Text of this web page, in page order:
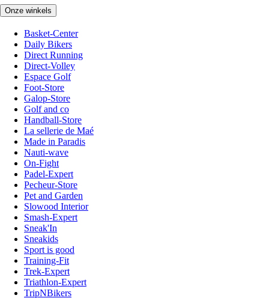
Onze winkels
Basket-Center
Daily Bikers
Direct Running
Direct-Volley
Espace Golf
Foot-Store
Galop-Store
Golf and co
Handball-Store
La sellerie de Maé
Made in Paradis
Nauti-wave
On-Fight
Padel-Expert
Pecheur-Store
Pet and Garden
Slowood Interior
Smash-Expert
Sneak'In
Sneakids
Sport is good
Training-Fit
Trek-Expert
Triathlon-Expert
TripNBikers